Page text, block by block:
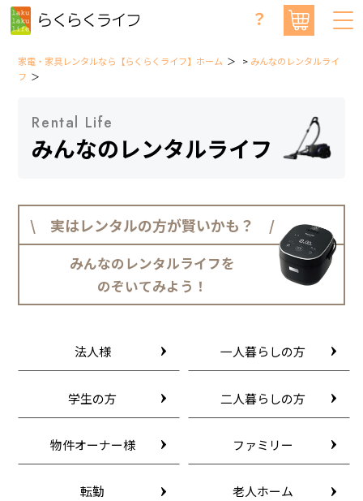
？
家電・家具レンタルなら【らくらくライフ】ホーム > みんなのレンタルライ
フ
Rental Life
みんなのレンタルライフ
\ 実はレンタルの方が賢いかも？ /
みんなのレンタルライフを
のぞいてみよう！
法人様 一人暮らしの方
学生の方 二人暮らしの方
物件オーナー様 ファミリー
転勤 老人ホーム